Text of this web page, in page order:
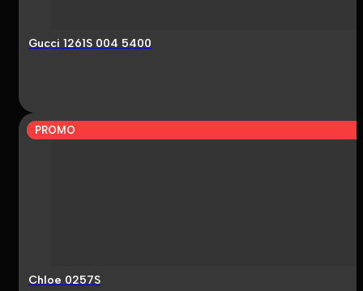
Gucci 1261S 004 5400
PROMO
Chloe 0257S